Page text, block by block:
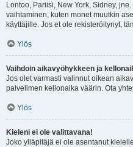
Lontoo, Pariisi, New York, Sidney,
vaihtaminen, kuten monet muutkin
käyttäjille. Jos et ole rekisteröitynyt,
Ylös
Vaihdoin aikavyöhykkeen ja
Jos olet varmasti valinnut oikean
palvelimen kellonaika väärin. Ota
Ylös
Kieleni ei ole valittavana!
Joko ylläpitäjä ei ole asentanut